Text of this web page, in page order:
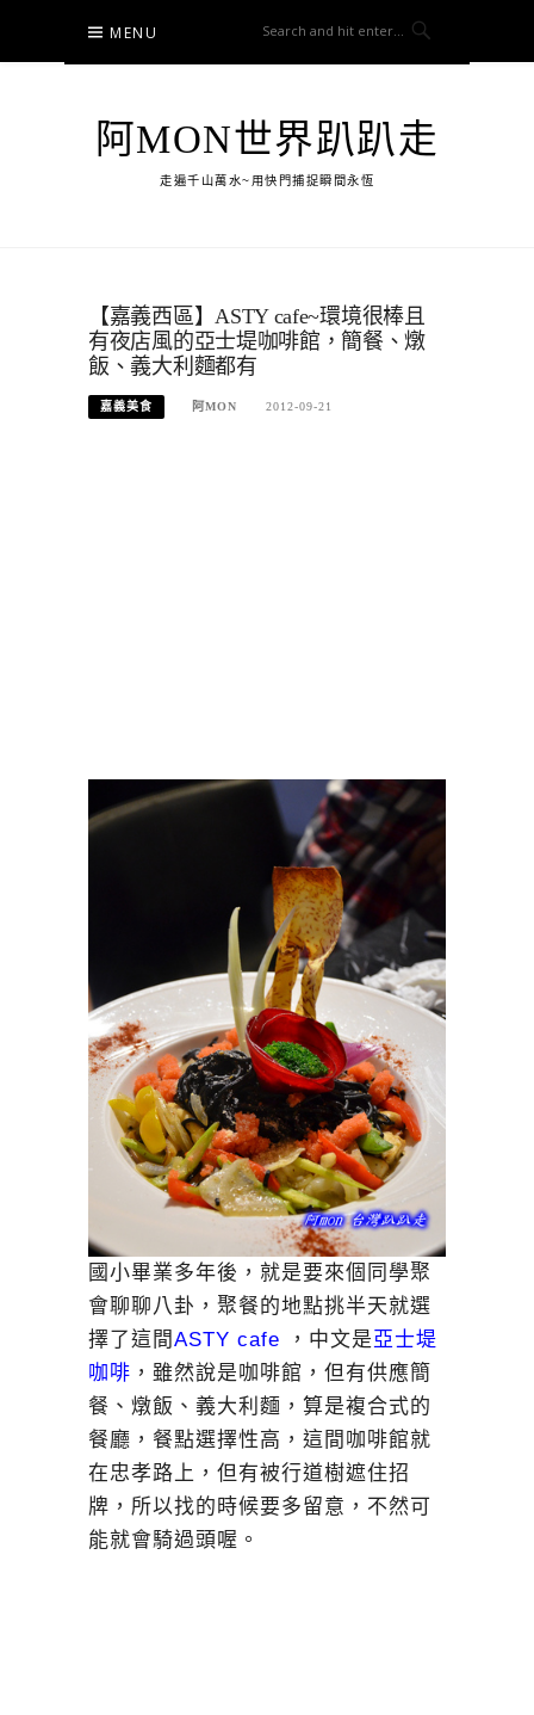
content
MENU
阿MON世界趴趴走
走遍千山萬水~用快門捕捉瞬間永恆
【嘉義西區】ASTY cafe~環境很棒且
有夜店風的亞士堤咖啡館，簡餐、燉
飯、義大利麵都有
嘉義美食 阿MON 2012-09-21
國小畢業多年後，就是要來個同學聚
會聊聊八卦，聚餐的地點挑半天就選
擇了這間ASTY cafe ，中文是亞士堤
咖啡 ，雖然說是咖啡館，但有供應簡
餐、燉飯、義大利麵，算是複合式的
餐廳，餐點選擇性高，這間咖啡館就
在忠孝路上，但有被行道樹遮住招
牌，所以找的時候要多留意，不然可
能就會騎過頭喔。